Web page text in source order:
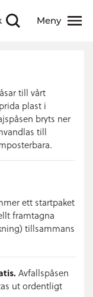
sökfält Meny
Visa meny
till vårt
plast i
bryts ner
till
ett startpaket
framtagna
tillsammans
Avfallspåsen
ut ordentligt